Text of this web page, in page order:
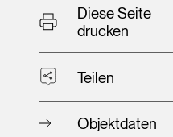
Diese Seite
drucken
Teilen
Objektdaten